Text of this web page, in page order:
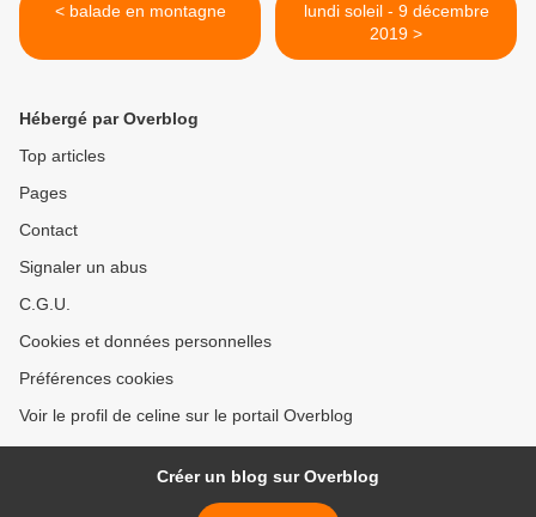
< balade en montagne
lundi soleil - 9 décembre
2019 >
Hébergé par Overblog
Top articles
Pages
Contact
Signaler un abus
C.G.U.
Cookies et données personnelles
Préférences cookies
Voir le profil de celine sur le portail Overblog
Créer un blog sur Overblog